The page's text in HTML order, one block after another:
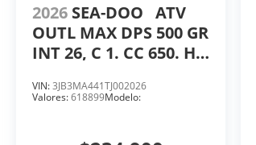
2026 SEA-DOO ATV
OUTL MAX DPS 500 GR
INT 26, C 1. CC 650. HP
VIN:3JB3MA441TJ002026
Valores:618899Modelo: